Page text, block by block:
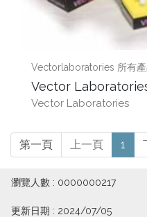
Vectorlaboratories 所有產
Vector
Vector Laboratories
第一頁 上一頁 1
瀏覽人數 : 0000000217
更新日期 : 2024/07/05